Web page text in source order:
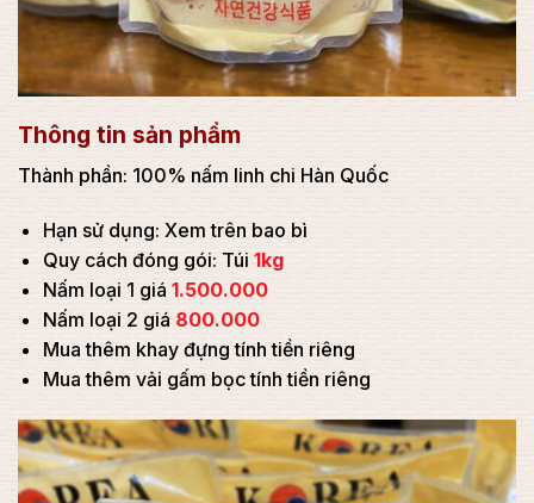
Thông tin sản phẩm
Thành phần: 100% nấm linh chi Hàn Quốc
Hạn sử dụng: Xem trên bao bì
Quy cách đóng gói: Túi 1kg
Nấm loại 1 giá 1.500.000
Nấm loại 2 giá 800.000
Mua thêm khay đựng tính tiền riêng
Mua thêm vải gấm bọc tính tiền riêng